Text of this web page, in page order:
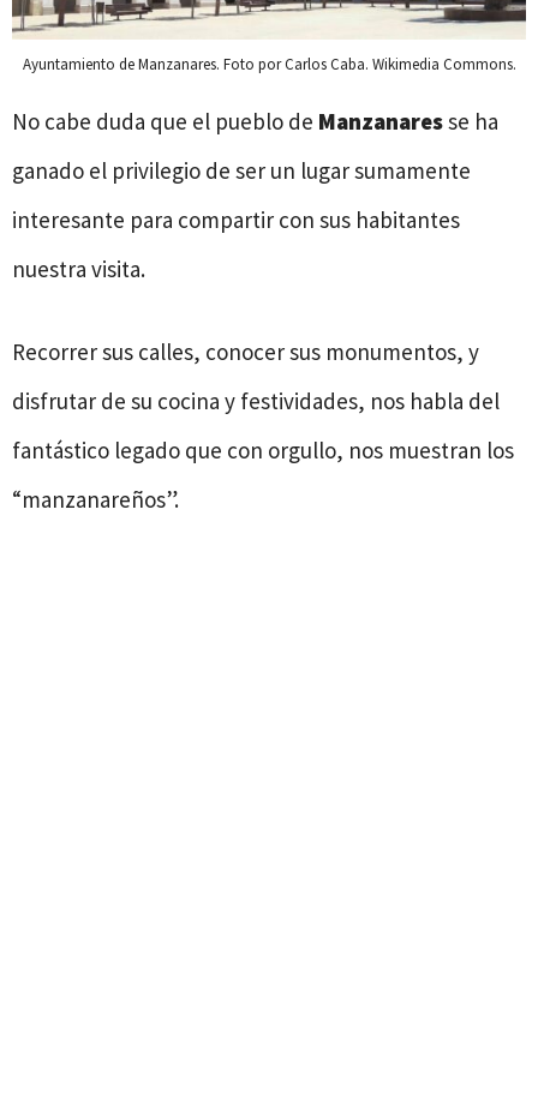
Ayuntamiento de Manzanares. Foto por Carlos Caba. Wikimedia Commons.
No cabe duda que el pueblo de Manzanaresse ha
ganado el privilegio de ser un lugar sumamente
interesante para compartir con sus habitantes
nuestra visita.
Recorrer sus calles, conocer sus monumentos, y
disfrutar de su cocina y festividades, nos habla del
fantástico legado que con orgullo, nos muestran los
“manzanareños”.